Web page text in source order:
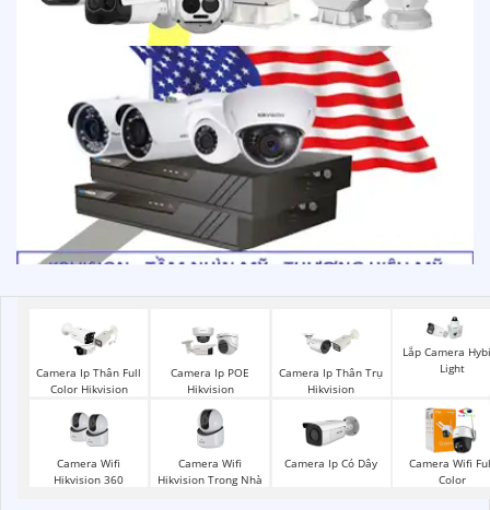
Camera Ip Thân Full
Color Hikvision
Camera Ip POE
Hikvision
Camera Ip Thân Trụ
Hikvision
Lắp Camera
Light
Camera Wifi
Hikvision 360
Camera Wifi
Hikvision Trong Nhà
Camera Ip Có Dây
Camera Wifi
Color